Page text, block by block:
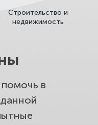
Строительство и
недвижимость
в